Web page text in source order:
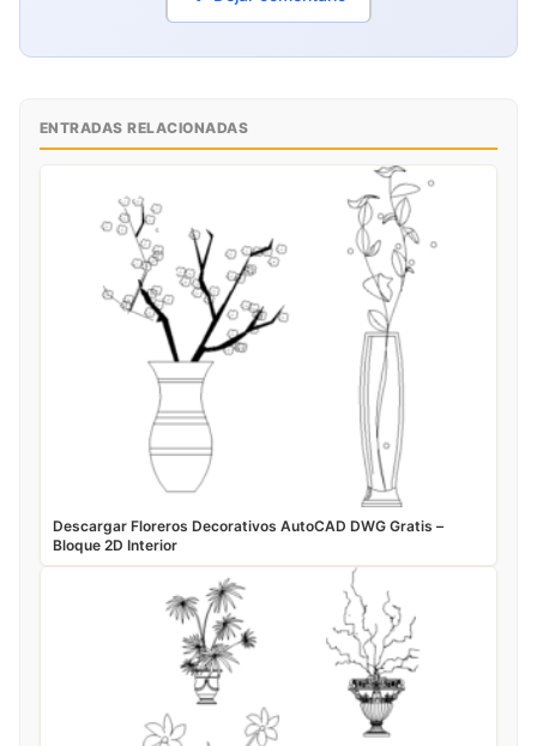
ENTRADAS RELACIONADAS
Descargar Floreros Decorativos AutoCAD DWG Gratis –
Bloque 2D Interior